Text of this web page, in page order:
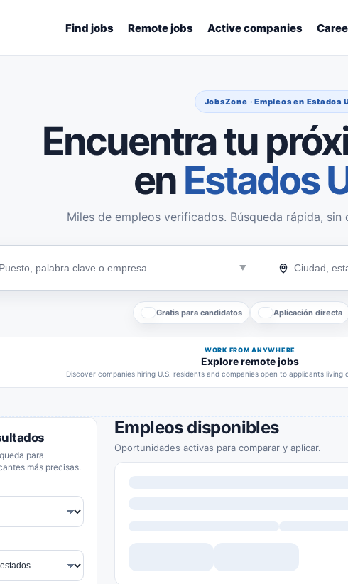
Find jobs Remote jobs Active companies
JobsZone · Empleos en Estados
Encuentra tu
en Estados
Miles de empleos verificados. Búsqueda rápida,
Gratis para candidatos Aplicación directa
WORK FROM ANYWHERE
Explore remote jobs
Discover companies hiring U.S. residents and companies open to applicants living
para
más precisas.
Empleos disponibles
Oportunidades activas para comparar y aplicar.